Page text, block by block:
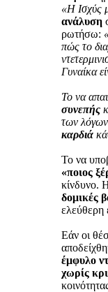
«Η Ισχύς
ανάλυση
ρωτήσω:
πώς το
Γυναίκα
Το να
συνεπής
των λόγων
καρδιά
Το να
«ποιος
κίνδυνο.
δομικές
ελεύθερη
Εάν οι
έμφυλο
χωρίς